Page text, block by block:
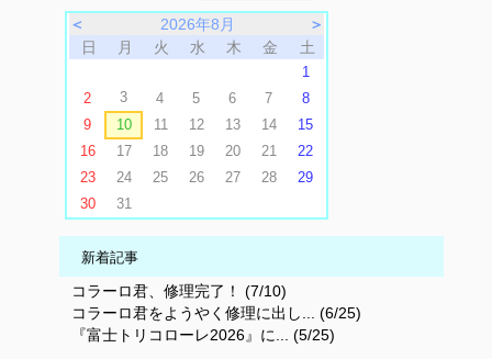
＜ 2026年8月
＞
日
月 火 水 木 金 土
1
2
3 4 5 6 7
8
9
10 11 12 13 14
15
16
17 18 19 20 21
22
23
24 25 26 27 28
29
30
31
新着記事
コラーロ君、修理完了！ (7/10)
コラーロ君をようやく修理に出し... (6/25)
『富士トリコローレ2026』に... (5/25)